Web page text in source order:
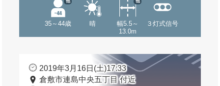
35～44歳
他
晴
幅5.5～
13.0m
他
３灯式信号
2019年3月16日(土)17:33
倉敷市連島中央五丁目 付近